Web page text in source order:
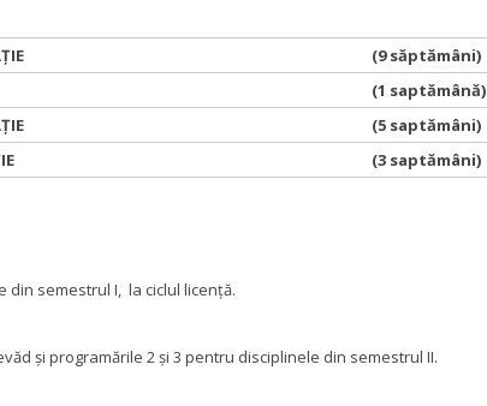
(9 săptămâni)
(1 saptămână)
(5 saptămâni)
(3 saptămâni)
din semestrul I, la ciclul licenţă.
şi programările 2 şi 3 pentru disciplinele din semestrul II.